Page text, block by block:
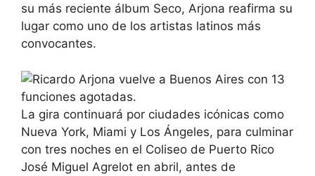
su más reciente álbum Seco, Arjona reafirma su
lugar como uno de los artistas latinos más
convocantes.
La gira continuará por ciudades icónicas como
Nueva York, Miami y Los Ángeles, para culminar
con tres noches en el Coliseo de Puerto Rico
José Miguel Agrelot en abril, antes de